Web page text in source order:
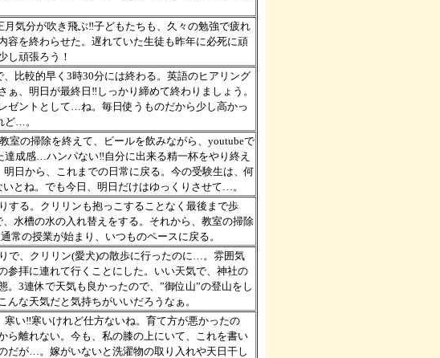
気分が吹き飛ぶ‼子どもたちも、久々の勉強で疲れ
容を終わらせた。遅れていた生徒も昨年に必死に頑
し頑張ろう！
比較的早く3時30分には終わる。英語のヒアリング
、明日が最終日‼しっかり締めて終わりましょう。
ゼントとして…ね。毎日使うものだから少し高かっ
ど…。
室の掃除を終えて、ビールを飲みながら、youtubeで
成感…ハンパない‼自分に出来る精一杯をやり終え
日から、これまでの日常に戻る。今の受験生は、何
とね。でも今日、明日だけはゆっくりさせて…。
る。クリリンも抱っこすることなく最後まで歩
水槽の水の入れ替えをする。それから、教室の掃除
常の授業が始まり、いつものペースに戻る。
で、クリリン(愛犬)の散歩に行ったのに…。雰囲気
拝に連れて行くことにした。いい天気で、神社の
3連休で天気も良かったので、”御位山”の登山をし
な天気だと気持ちがいいだろうなぁ。
い‼寒いけれど仕方ないね。育て方が悪かったの
ら離れない。今も、私の膝の上にいて、これを書い
が…。嫁がいないと洗濯物の取り入れや天日干し